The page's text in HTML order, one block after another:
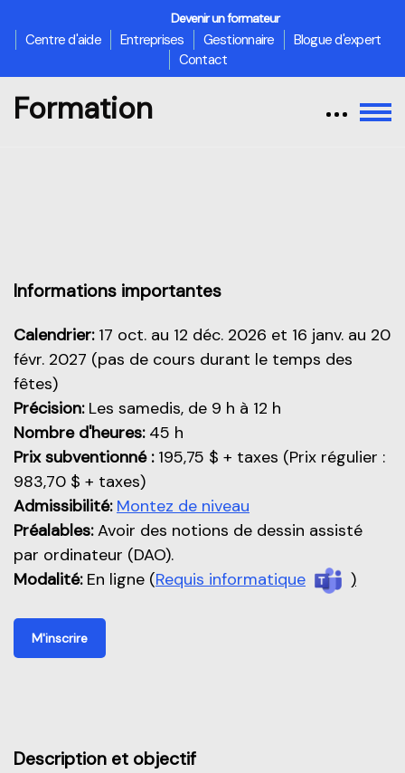
Devenir un formateur
Centre d'aide Entreprises Gestionnaire
Blogue d'expert
Contact
Formation
Informations importantes
Calendrier: 17 oct. au 12 déc. 2026 et 16 janv. au 20
févr. 2027 (pas de cours durant le temps des
fêtes)
Précision:Les samedis, de 9 h à 12 h
Nombre d'heures:45 h
Prix subventionné : 195,75 $ + taxes (Prix régulier :
983,70 $ + taxes)
Admissibilité: Montez de niveau
Préalables:Avoir des notions de dessin assisté
par ordinateur (DAO).
Modalité:En ligne (Requis informatique )
M'inscrire
Description et objectif